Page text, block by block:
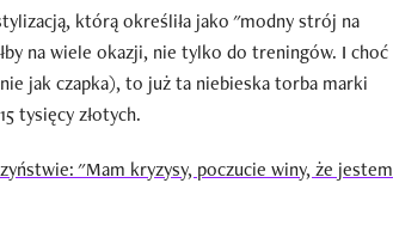
którą określiła jako "modny strój na
na wiele okazji, nie tylko do treningów. I choć
jak czapka), to już ta niebieska torba marki
tysięcy złotych.
"Mam kryzysy, poczucie winy, że jestem